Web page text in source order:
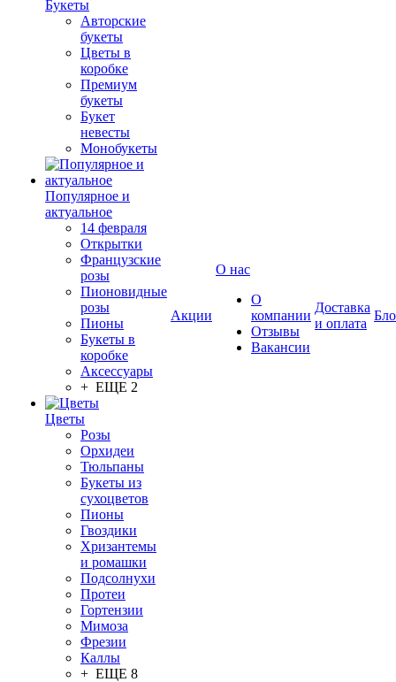
Букеты
Авторские
букеты
Цветы в
коробке
Премиум
букеты
Букет
невесты
Монобукеты
Популярное и
актуальное
14 февраля
Открытки
Французские
розы
Пионовидные
розы
Пионы
Букеты в
коробке
Аксессуары
+ ЕЩЕ 2
Цветы
Розы
Орхидеи
Тюльпаны
Букеты из
сухоцветов
Пионы
Гвоздики
Хризантемы
и ромашки
Подсолнухи
Протеи
Гортензии
Мимоза
Фрезии
Каллы
+ ЕЩЕ 8
Акции
О нас
О
компании
Отзывы
Вакансии
Доставка
и оплата